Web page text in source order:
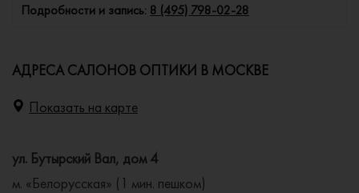
Подробности и запись: 8 (495) 798-02-28
АДРЕСА САЛОНОВ ОПТИКИ В МОСКВЕ
Показать на карте
ул. Бутырский Вал, дом 4
м. «Белорусская» (1 мин. пешком)